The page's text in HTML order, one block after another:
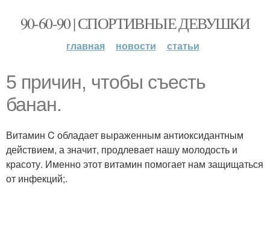
90-60-90 | СПОРТИВНЫЕ ДЕВУШКИ
главная новости статьи
5 причин, чтобы съесть
банан.
Витамин C обладает выраженным антиоксидантным
действием, а значит, продлевает нашу молодость и
красоту. Именно этот витамин помогает нам защищаться
от инфекций;.